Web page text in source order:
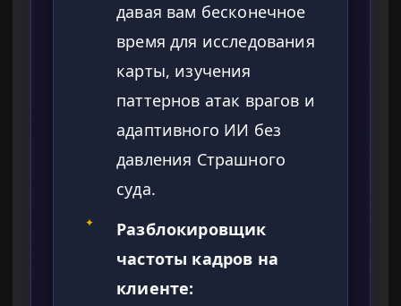
давая вам бесконечное
время для исследования
карты, изучения
паттернов атак врагов и
адаптивного ИИ без
давления Страшного
суда.
✦
Разблокировщик
частоты кадров на
клиенте: